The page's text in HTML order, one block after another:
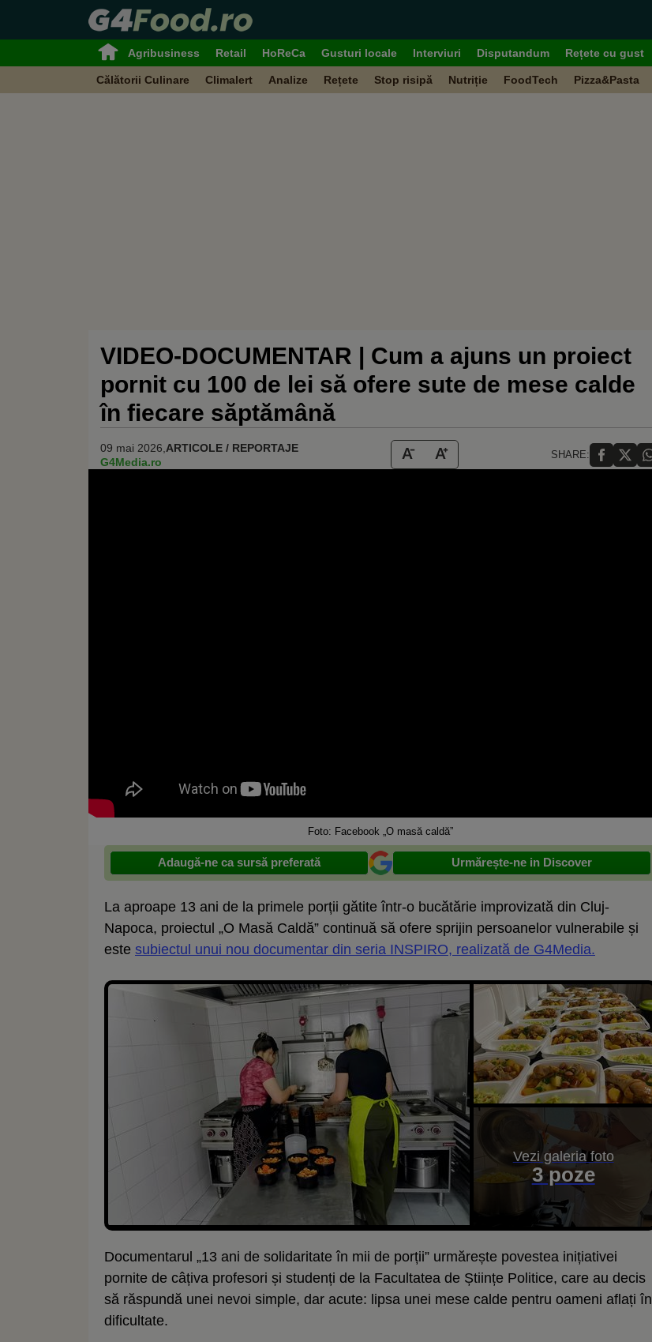
Agribusiness Retail HoReCa Gusturi locale Interviuri Disputandum Rețete cu gust
Călătorii Culinare Climalert Analize Rețete Stop risipă Nutriție FoodTech Pizza&Pasta
VIDEO-DOCUMENTAR | Cum a ajuns un proiect
pornit cu 100 de lei să ofere sute de mese calde
în fiecare săptămână
09 mai 2026, ARTICOLE / REPORTAJE
G4Media.ro
SHARE:
Foto: Facebook „O masă caldă”
Adaugă-ne ca sursă preferată Urmărește-ne in Discover
La aproape 13 ani de la primele porții gătite într-o bucătărie improvizată din Cluj-
Napoca, proiectul „O Masă Caldă” continuă să ofere sprijin persoanelor vulnerabile și
este subiectul unui nou documentar din seria INSPIRO, realizată de G4Media.
Vezi galeria foto
3 poze
Documentarul „13 ani de solidaritate în mii de porții” urmărește povestea inițiativei
pornite de câțiva profesori și studenți de la Facultatea de Științe Politice, care au decis
să răspundă unei nevoi simple, dar acute: lipsa unei mese calde pentru oameni aflați în
dificultate.